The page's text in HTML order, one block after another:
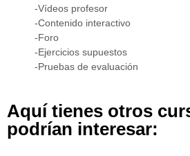
-Vídeos profesor
-Contenido interactivo
-Foro
-Ejercicios supuestos
-Pruebas de evaluación
Aquí tienes otros
podrían interesar: